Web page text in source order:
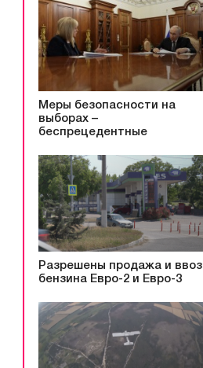
Меры безопасности на
выборах –
беспрецедентные
Разрешены продажа и ввоз
бензина Евро-2 и Евро-3